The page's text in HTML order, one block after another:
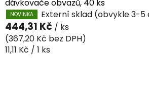
dávkovače obvazů, 40 ks
NOVINKA Externí sklad (obvykle 3-5
444,31 Kč / ks
(367,20 Kč bez DPH)
Měrná
11,11 Kč / 1 ks